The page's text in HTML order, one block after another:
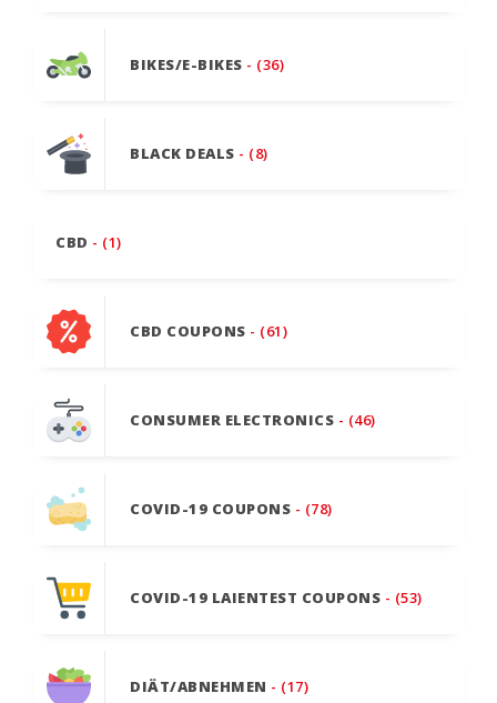
BIKES/E-BIKES - (36)
BLACK DEALS - (8)
CBD - (1)
CBD COUPONS - (61)
CONSUMER ELECTRONICS - (46)
COVID-19 COUPONS - (78)
COVID-19 LAIENTEST COUPONS - (53)
DIÄT/ABNEHMEN - (17)